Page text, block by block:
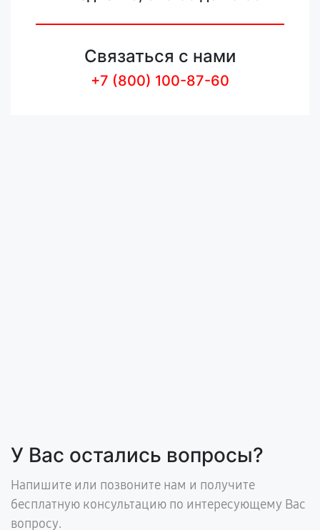
Связаться с нами
+7 (800) 100-87-60
У Вас остались вопросы?
Напишите или позвоните нам и получите
бесплатную консультацию по интересующему Вас
вопросу.